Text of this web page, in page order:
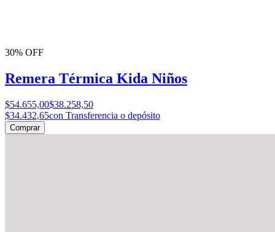
30% OFF
Remera Térmica Kida Niños
$54.655,00$38.258,50
$34.432,65con Transferencia o depósito
Comprar